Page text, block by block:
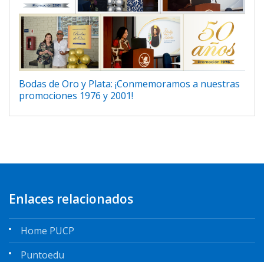
Bodas de Oro y Plata: ¡Conmemoramos a nuestras
promociones 1976 y 2001!
Enlaces relacionados
Home PUCP
Puntoedu